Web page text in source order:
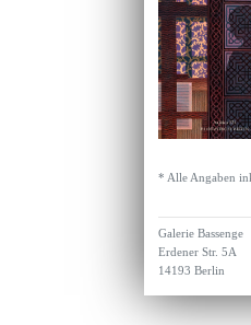
* Alle Angaben
Galerie Bassenge
Erdener Str. 5A
14193 Berlin